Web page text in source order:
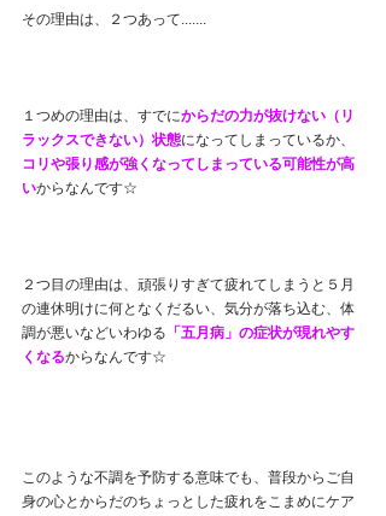
その理由は、２つあって.......
１つめの理由は、すでにからだの力が抜けない（リ
ラックスできない）状態になってしまっているか、
コリや張り感が強くなってしまっている可能性が高
いからなんです☆
２つ目の理由は、頑張りすぎて疲れてしまうと５月
の連休明けに何となくだるい、気分が落ち込む、体
調が悪いなどいわゆる 「五月病」の症状が現れやす
くなるからなんです☆
このような不調を予防する意味でも、普段からご自
身の心とからだのちょっとした疲れをこまめにケア